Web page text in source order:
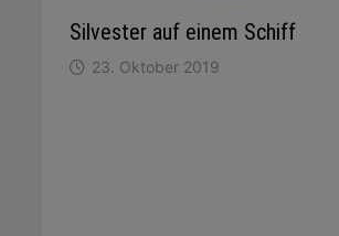
Silvester auf einem Schiff
23. Oktober 2019